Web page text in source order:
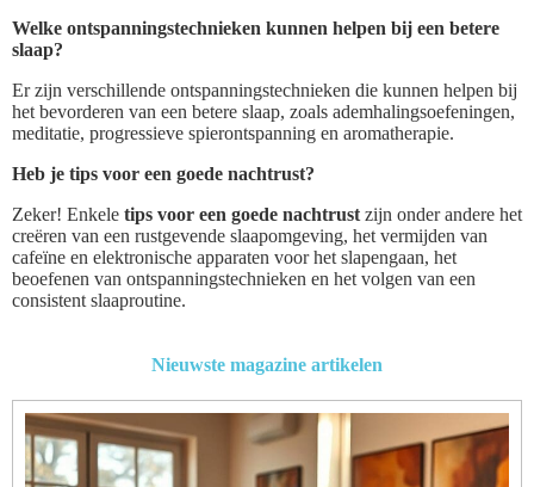
Welke ontspanningstechnieken kunnen helpen bij een betere
slaap?
Er zijn verschillende ontspanningstechnieken die kunnen helpen bij
het bevorderen van een betere slaap, zoals ademhalingsoefeningen,
meditatie, progressieve spierontspanning en aromatherapie.
Heb je tips voor een goede nachtrust?
Zeker! Enkele tips voor een goede nachtrust zijn onder andere het
creëren van een rustgevende slaapomgeving, het vermijden van
cafeïne en elektronische apparaten voor het slapengaan, het
beoefenen van ontspanningstechnieken en het volgen van een
consistent slaaproutine.
Nieuwste magazine artikelen